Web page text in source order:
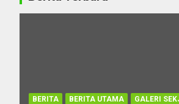
BERITA BERITA UTAMA
GALERI